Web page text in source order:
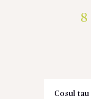
8
Cosul tau